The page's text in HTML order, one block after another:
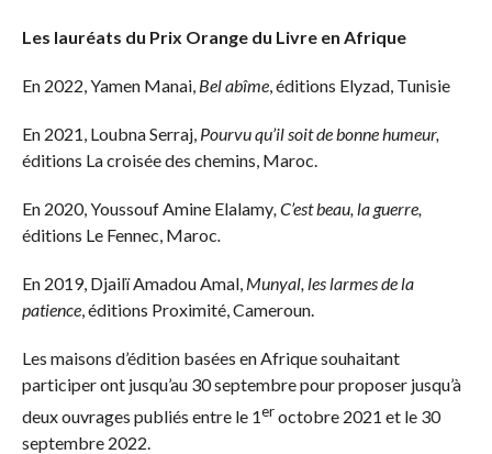
Les lauréats du Prix Orange du Livre en Afrique
En 2022, Yamen Manai, Bel abîme, éditions Elyzad, Tunisie
En 2021, Loubna Serraj, Pourvu qu’il soit de bonne humeur,
éditions La croisée des chemins, Maroc.
En 2020, Youssouf Amine Elalamy, C’est beau, la guerre,
éditions Le Fennec, Maroc
En 2019, Djailï Amadou Amal, Munyal, les larmes de la
patience, éditions Proximité, Cameroun.
Les maisons d’édition basées en Afrique souhaitant
participer ont jusqu’au 30 septembre pour proposer jusqu’à
deux ouvrages publiés entre le 1eroctobre 2021 et le 30
septembre 2022.